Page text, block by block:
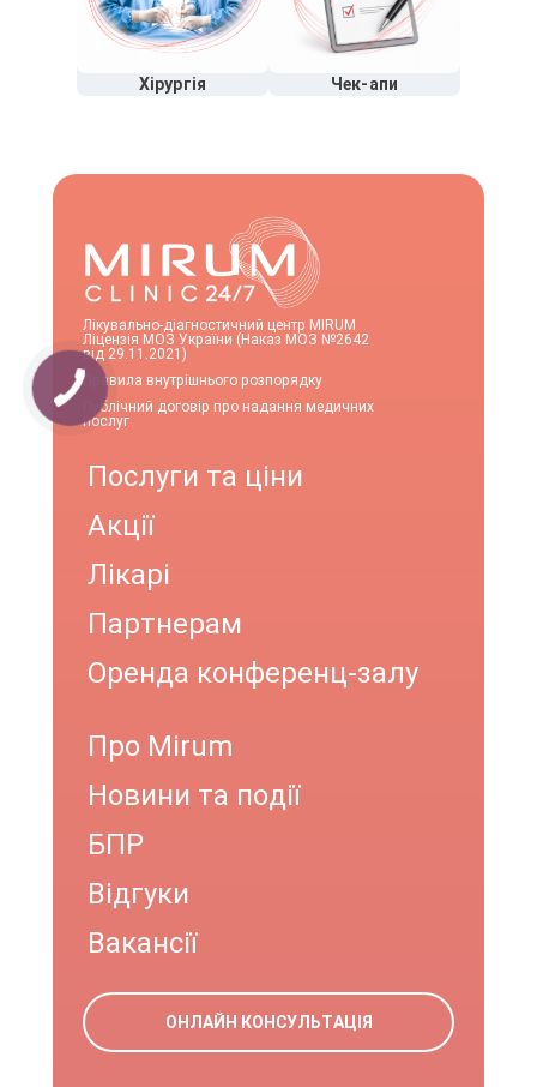
Хірургія Чек-апи
Лікувально-діагностичний центр MIRUM
Ліцензія МОЗ України (Наказ МОЗ №2642
від 29.11.2021)
Правила внутрішнього розпорядку
Публічний договір про надання медичних
послуг
Послуги та ціни
Акції
Лікарі
Партнерам
Оренда конференц-залу
Про Mirum
Новини та події
БПР
Відгуки
Вакансії
ОНЛАЙН КОНСУЛЬТАЦІЯ